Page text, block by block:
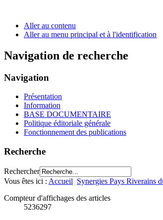
Aller au contenu
Aller au menu principal et à l'identification
Navigation de recherche
Navigation
Présentation
Information
BASE DOCUMENTAIRE
Politique éditoriale générale
Fonctionnement des publications
Recherche
Rechercher
Vous êtes ici : Accueil Synergies Pays Riverains
Compteur d'affichages des articles
5236297